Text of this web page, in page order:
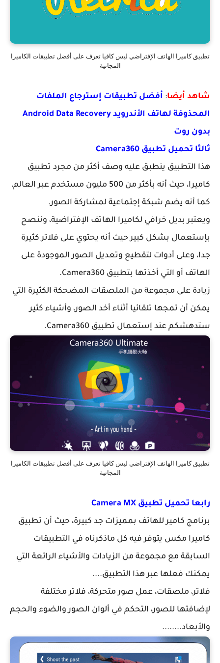
تطبيق كاميرا الهاتف الإفتراضي ليس كافيا تعرف على أفضل تطبيقات الكاميرا
المجانية
شاهد أيضا: أفضل تطبيقات إسترجاع الملفات
المحذوفة لهاتف الأندرويد Android Data Recovery
بدون روت
ثالثا تحميل تطبيق Camera360
هذا التطبيق ينطبق عليه وصف أكثر من مجرد تطبيق
كاميرا، حيث أنه بأكثر من 500 مليون مستخدم عبر العالم،
كما أنه يضم شبكة إجتماعية لمشاركة الصور.
ويعتبر بديل خرافي لكاميرا الهاتف الإفتراضية، وننصح
بإستعمال بشكل كبير حيث أنه يحتوي على فلاتر كثيرة
جدا، وعلى أدوات لتقطيع وتعديل الصور الموجودة على
الهاتف أو التي أخذتها بتطبيق Camera360.
زيادة على مجموعة من الملصقات المضحكة الكثيرة التي
يمكن أن تمجها تلقائيا أثناء أخد الصور، وأشياء كثير
ستدهشكم عند إستعمال تطبيق Camera360.
تطبيق كاميرا الهاتف الإفتراضي ليس كافيا تعرف على أفضل تطبيقات الكاميرا
المجانية
رابعا تحميل تطبيق Camera MX
برنامج كامير للهاتف بمميزات جد كبيرة، حيث أن تطبيق
كاميرا مكس يتوفر فيه كل ماذكرناه في التطبيقات
السابقة مع مجموعة من الزيادات والأشياء الرائعة التي
يمكنك فعلها عبر هذا التطبيق....
فلاتر، ملصقات، عمل صور متحركة، فلاتر مختلفة
لإضافتها للصور، التحكم في ألوان الصور والضوء والحجم
والأبعاد........